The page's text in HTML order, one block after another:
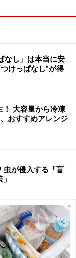
否かを分かりや
性マーク。左の
の製品に付けら
エネ基準未達成
ー
なし」は本当に安
けっぱなし”が得
！ 大容量から冷凍
おすすめアレンジ
虫が侵入する「盲